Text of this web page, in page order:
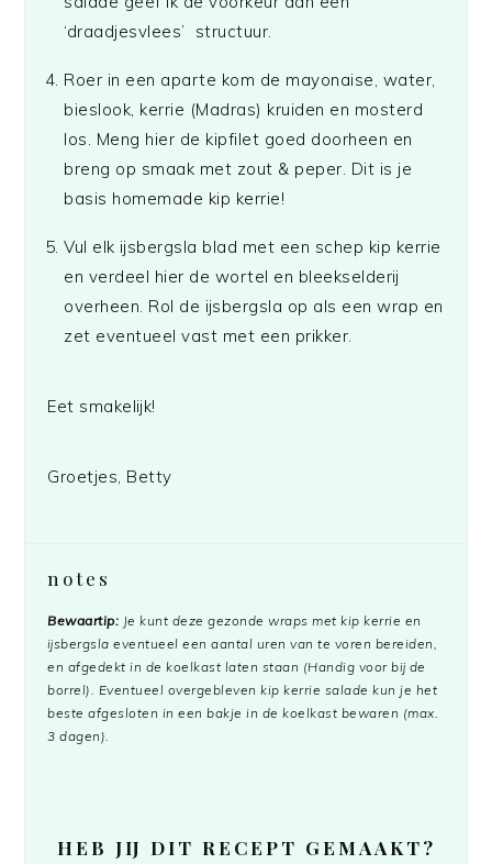
‘draadjesvlees’ structuur.
Roer in een aparte kom de mayonaise, water,
bieslook, kerrie (Madras) kruiden en mosterd
los. Meng hier de kipfilet goed doorheen en
breng op smaak met zout & peper. Dit is je
basis homemade kip kerrie!
Vul elk ijsbergsla blad met een schep kip kerrie
en verdeel hier de wortel en bleekselderij
overheen. Rol de ijsbergsla op als een wrap en
zet eventueel vast met een prikker.
Eet smakelijk!
Groetjes, Betty
notes
Bewaartip: Je kunt deze gezonde wraps met kip kerrie en
ijsbergsla eventueel een aantal uren van te voren bereiden,
en afgedekt in de koelkast laten staan (Handig voor bij de
borrel). Eventueel overgebleven kip kerrie salade kun je het
beste afgesloten in een bakje in de koelkast bewaren (max.
3 dagen).
HEB JIJ DIT RECEPT GEMAAKT?